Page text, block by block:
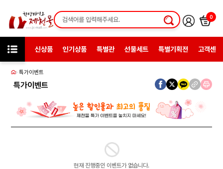
0
신상품 인기상품 특별관 선물세트 특별기획전 고객센터
특가이벤트
특가이벤트
현재 진행중인 이벤트가 없습니다.